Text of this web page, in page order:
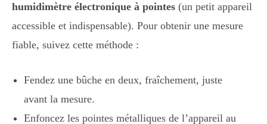
humidimètre électronique à pointes (un petit appareil
accessible et indispensable). Pour obtenir une mesure
fiable, suivez cette méthode :
Fendez une bûche en deux, fraîchement, juste
avant la mesure.
Enfoncez les pointes métalliques de l’appareil au